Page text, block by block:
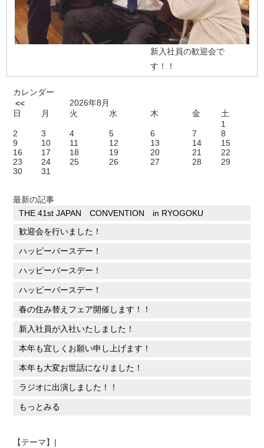
新入社員の歓迎会で
す！！
カレンダー
<<
2026年8月
日
月 火 水 木 金
土
1
2
3 4 5 6 7
8
9
10 11 12 13 14
15
16
17 18 19 20 21
22
23
24 25 26 27 28
29
30
31
最新の記事
THE 41st JAPAN CONVENTION in RYOGOKU
歓迎会を行いました！
ハッピーバースデー！
ハッピーバースデー！
ハッピーバースデー！
春の住み替えフェア開催します！！
新入社員が入社いたしました！
本年も宜しくお願い申し上げます！
本年も大変お世話になりました！
ラジオに出演しました！！
もっとみる
【テーマ】|